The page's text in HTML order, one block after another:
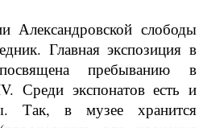
Александровской слободы
Главная экспозиция в
пребыванию в
Среди экспонатов есть и
Так, в музее хранится